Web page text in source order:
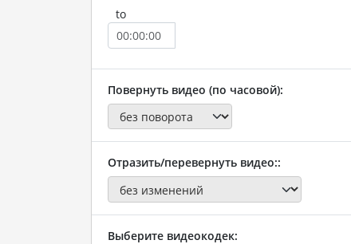
to
Повернуть видео (по часовой):
Отразить/перевернуть видео::
Выберите видеокодек: